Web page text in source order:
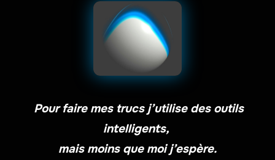
Pour faire mes trucs j’utilise des outils
intelligents,
mais moins que moi j’espère.